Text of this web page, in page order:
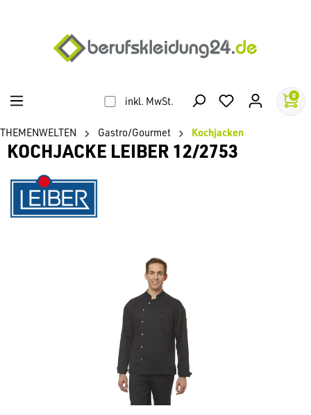
inkl. MwSt. 0
THEMENWELTEN Gastro/Gourmet Kochjacken
KOCHJACKE LEIBER 12/2753